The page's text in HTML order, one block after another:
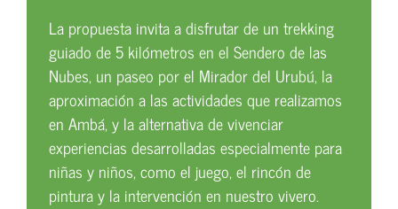
La propuesta invita a disfrutar de un trekking
guiado de 5 kilómetros en el Sendero de las
Nubes, un paseo por el Mirador del Urubú, la
aproximación a las actividades que realizamos
en Ambá, y la alternativa de vivenciar
experiencias desarrolladas especialmente para
niñas y niños, como el juego, el rincón de
pintura y la intervención en nuestro vivero.